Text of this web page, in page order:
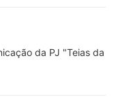
da PJ "Teias da